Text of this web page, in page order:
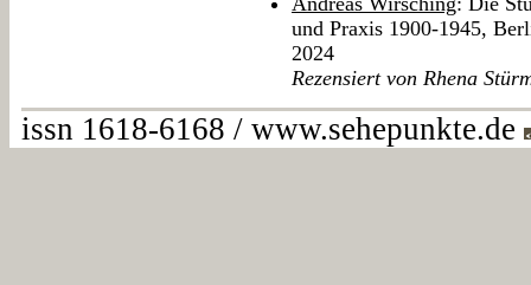
und Praxis 1900-1945,
2024
Rezensiert von Rhena
issn 1618-6168 / www.sehepunkte.de